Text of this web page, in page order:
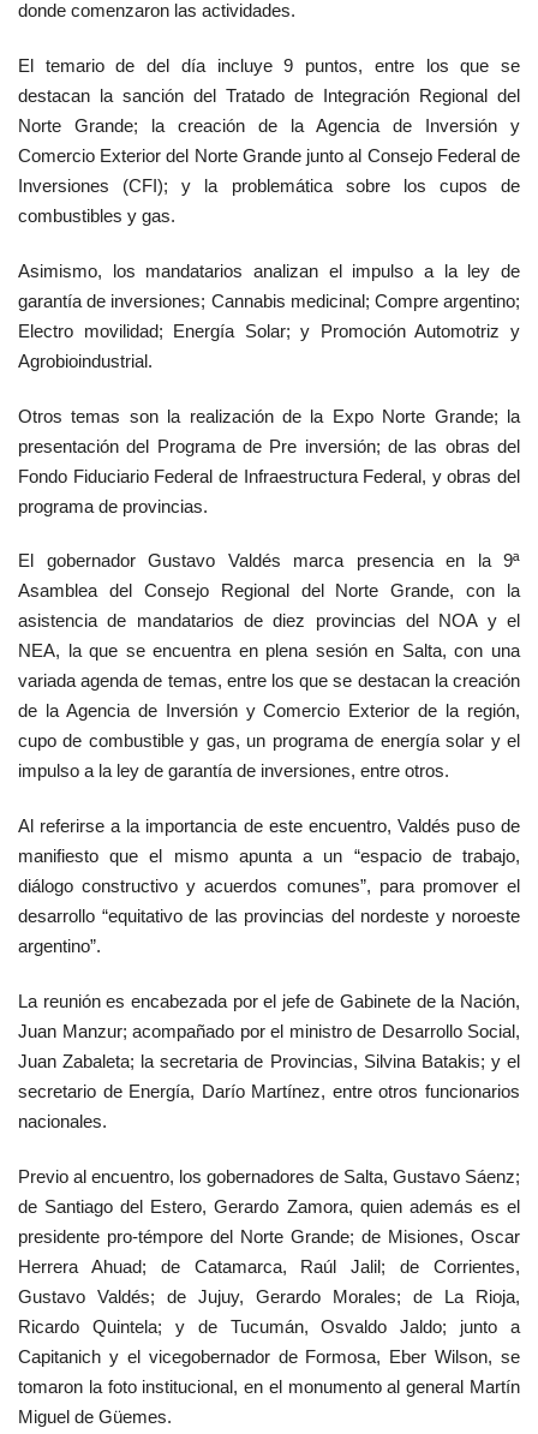
donde comenzaron las actividades.
El temario de del día incluye 9 puntos, entre los que se
destacan la sanción del Tratado de Integración Regional del
Norte Grande; la creación de la Agencia de Inversión y
Comercio Exterior del Norte Grande junto al Consejo Federal de
Inversiones (CFI); y la problemática sobre los cupos de
combustibles y gas.
Asimismo, los mandatarios analizan el impulso a la ley de
garantía de inversiones; Cannabis medicinal; Compre argentino;
Electro movilidad; Energía Solar; y Promoción Automotriz y
Agrobioindustrial.
Otros temas son la realización de la Expo Norte Grande; la
presentación del Programa de Pre inversión; de las obras del
Fondo Fiduciario Federal de Infraestructura Federal, y obras del
programa de provincias.
El gobernador Gustavo Valdés marca presencia en la 9ª
Asamblea del Consejo Regional del Norte Grande, con la
asistencia de mandatarios de diez provincias del NOA y el
NEA, la que se encuentra en plena sesión en Salta, con una
variada agenda de temas, entre los que se destacan la creación
de la Agencia de Inversión y Comercio Exterior de la región,
cupo de combustible y gas, un programa de energía solar y el
impulso a la ley de garantía de inversiones, entre otros.
Al referirse a la importancia de este encuentro, Valdés puso de
manifiesto que el mismo apunta a un “espacio de trabajo,
diálogo constructivo y acuerdos comunes”, para promover el
desarrollo “equitativo de las provincias del nordeste y noroeste
argentino”.
La reunión es encabezada por el jefe de Gabinete de la Nación,
Juan Manzur; acompañado por el ministro de Desarrollo Social,
Juan Zabaleta; la secretaria de Provincias, Silvina Batakis; y el
secretario de Energía, Darío Martínez, entre otros funcionarios
nacionales.
Previo al encuentro, los gobernadores de Salta, Gustavo Sáenz;
de Santiago del Estero, Gerardo Zamora, quien además es el
presidente pro-témpore del Norte Grande; de Misiones, Oscar
Herrera Ahuad; de Catamarca, Raúl Jalil; de Corrientes,
Gustavo Valdés; de Jujuy, Gerardo Morales; de La Rioja,
Ricardo Quintela; y de Tucumán, Osvaldo Jaldo; junto a
Capitanich y el vicegobernador de Formosa, Eber Wilson, se
tomaron la foto institucional, en el monumento al general Martín
Miguel de Güemes.